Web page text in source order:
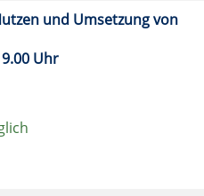
und Umsetzung von
Uhr